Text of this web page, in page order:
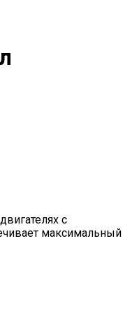
с
максимальный